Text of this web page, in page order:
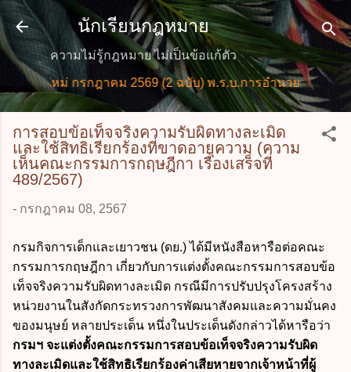
ข้ามไปที่เนื้อหาหลัก
นักเรียนกฎหมาย
ความไม่รู้กฎหมาย ไม่เป็นข้อแก้ตัว
ยใหม่ กรกฎาคม 2569 (2 ฉบับ) พ.ร.บ.การอำนวยการความสะ
การสอบข้อเท็จจริงความรับผิดทางละเมิด
และใช้สิทธิเรียกร้องที่ขาดอายุความ (ความ
เห็นคณะกรรมการกฤษฎีกา เรื่องเสร็จที่
489/2567)
- กรกฎาคม 08, 2567
กรมกิจการเด็กและเยาวชน (ดย.) ได้มีหนังสือหารือต่อคณะ
กรรมการกฤษฎีกา เกี่ยวกับการแต่งตั้งคณะกรรมการสอบข้อ
เท็จจริงความรับผิดทางละเมิด กรณีมีการปรับปรุงโครงสร้าง
หน่วยงานในสังกัดกระทรวงการพัฒนาสังคมและความมั่นคง
ของมนุษย์ หลายประเด็น หนึ่งในประเด็นดังกล่าวได้หารือว่า
กรมฯ จะแต่งตั้งคณะกรรมการสอบข้อเท็จจริงความรับผิด
ทางละเมิดและใช้สิทธิเรียกร้องค่าเสียหายจากเจ้าหน้าที่ผู้